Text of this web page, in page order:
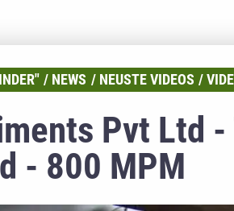
NEWS NEUSTE VIDEOS
Pvt Ltd
- 800 MPM